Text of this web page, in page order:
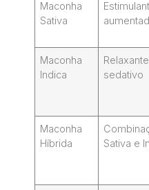
Maconha
Sativa
Maconha
Indica
sedativo
Maconha
Híbrida
Sativa e